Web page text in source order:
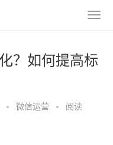
？如何提高标
• 微信运营 •
阅读